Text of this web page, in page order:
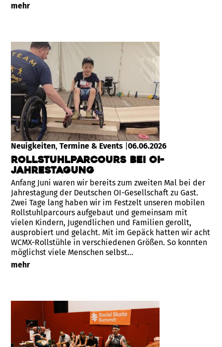
mehr
Neuigkeiten, Termine & Events |06.06.2026
Rollstuhlparcours bei OI-
Jahrestagung
Anfang Juni waren wir bereits zum zweiten Mal bei der
Jahrestagung der Deutschen OI-Gesellschaft zu Gast.
Zwei Tage lang haben wir im Festzelt unseren mobilen
Rollstuhlparcours aufgebaut und gemeinsam mit
vielen Kindern, Jugendlichen und Familien gerollt,
ausprobiert und gelacht. Mit im Gepäck hatten wir acht
WCMX-Rollstühle in verschiedenen Größen. So konnten
möglichst viele Menschen selbst…
mehr